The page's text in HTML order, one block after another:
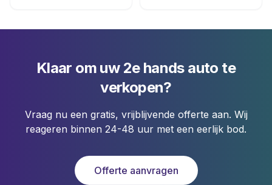
Klaar om uw 2e hands auto te
verkopen?
Vraag nu een gratis, vrijblijvende offerte aan. Wij
reageren binnen 24-48 uur met een eerlijk bod.
Offerte aanvragen